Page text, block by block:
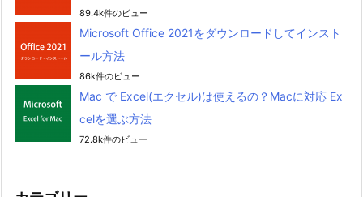
89.4k件のビュー
Microsoft Office 2021をダウンロードしてインスト
ール方法
86k件のビュー
Mac で Excel(エクセル)は使えるの？Macに対応 Ex
celを選ぶ方法
72.8k件のビュー